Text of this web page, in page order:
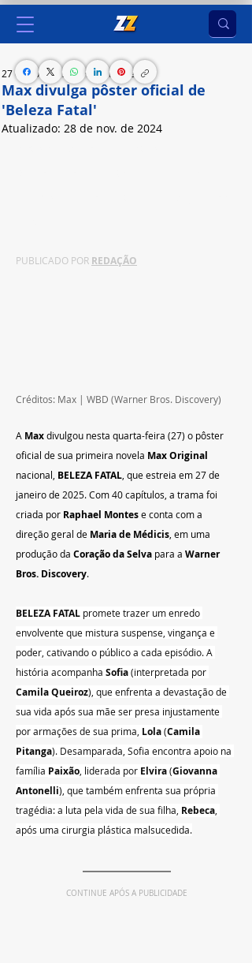
Max divulga pôster oficial de
'Beleza Fatal'
27 de nov. de 2024 2 min de leitura
Atualizado: 28 de nov. de 2024
PUBLICADO POR REDAÇÃO
Créditos: Max | WBD (Warner Bros. Discovery)
A Max divulgou nesta quarta-feira (27) o pôster
oficial de sua primeira novela Max Original
nacional, BELEZA FATAL , que estreia em 27 de
janeiro de 2025. Com 40 capítulos, a trama foi
criada por Raphael Montes e conta com a
direção geral de Maria de Médicis , em uma
produção da Coração da Selva para a Warner
Bros. Discovery.
BELEZA FATAL promete trazer um enredo
envolvente que mistura suspense, vingança e
poder, cativando o público a cada episódio. A
história acompanha Sofia (interpretada por
Camila Queiroz), que enfrenta a devastação de
sua vida após sua mãe ser presa injustamente
por armações de sua prima, Lola (Camila
Pitanga). Desamparada, Sofia encontra apoio na
família Paixão , liderada por Elvira (Giovanna
Antonelli), que também enfrenta sua própria
tragédia: a luta pela vida de sua filha, Rebeca
após uma cirurgia plástica malsucedida.
CONTINUE APÓS A PUBLICIDADE